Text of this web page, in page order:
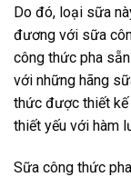
Do đó, loại sữa
đương với sữa
công thức pha
với những hãng
thức được thiết
thiết yếu với hàm
Sữa công thức